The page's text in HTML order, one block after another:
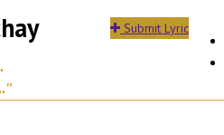
Submit Lyric